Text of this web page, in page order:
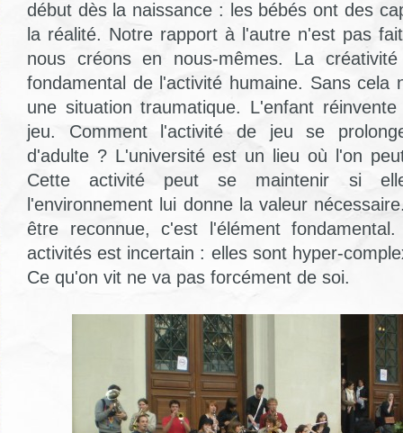
début dès la naissance : les bébés ont des
la réalité. Notre rapport à l'autre n'est pas
nous créons en nous-mêmes. La
fondamental de l'activité humaine. Sans cela
une situation traumatique. L'enfant
jeu. Comment l'activité de jeu se
d'adulte ? L'université est un lieu où l'on
Cette activité peut se maintenir si
l'environnement lui donne la valeur
être reconnue, c'est l'élément
activités est incertain : elles sont hyper-
Ce qu'on vit ne va pas forcément de soi.